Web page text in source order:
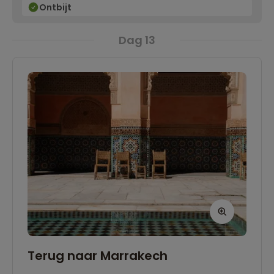
Ontbijt
Dag 13
Terug naar Marrakech